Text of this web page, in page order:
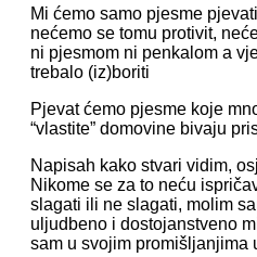
Mi ćemo samo pjesme
nećemo se tomu protivit,
ni pjesmom ni penkalom a
trebalo (iz)boriti
Pjevat ćemo pjesme koje
“vlastite” domovine bivaju
Napisah kako stvari vidim,
Nikome se za to neću
slagati ili ne slagati, molim
uljudbeno i dostojanstveno
sam u svojim promišljanjima